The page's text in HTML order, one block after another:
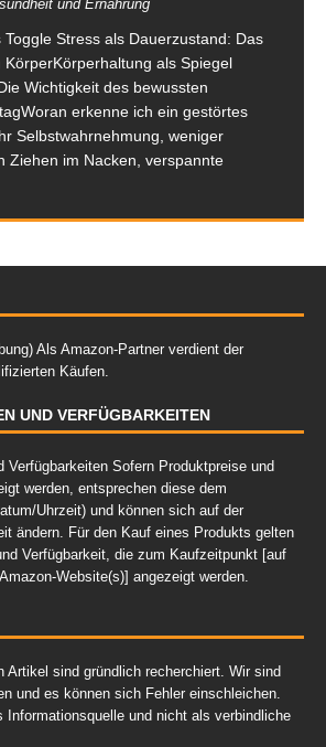
und Ernährung
Toggle Stress als Dauerzustand: Das
KörperKörperhaltung als Spiegel
Wichtigkeit des bewussten
erkenne ich ein gestörtes
Selbstwahrnehmung, weniger
Ziehen im Nacken, verspannte
Als Amazon-Partner verdient der
Käufen.
UND VERFÜGBARKEITEN
Verfügbarkeiten Sofern Produktpreise und
werden, entsprechen diese dem
Uhrzeit) und können sich auf der
ändern. Für den Kauf eines Produkts gelten
Verfügbarkeit, die zum Kaufzeitpunkt [auf
Website(s)] angezeigt werden.
Artikel sind gründlich recherchiert. Wir sind
und es können sich Fehler einschleichen.
Informationsquelle und nicht als verbindliche